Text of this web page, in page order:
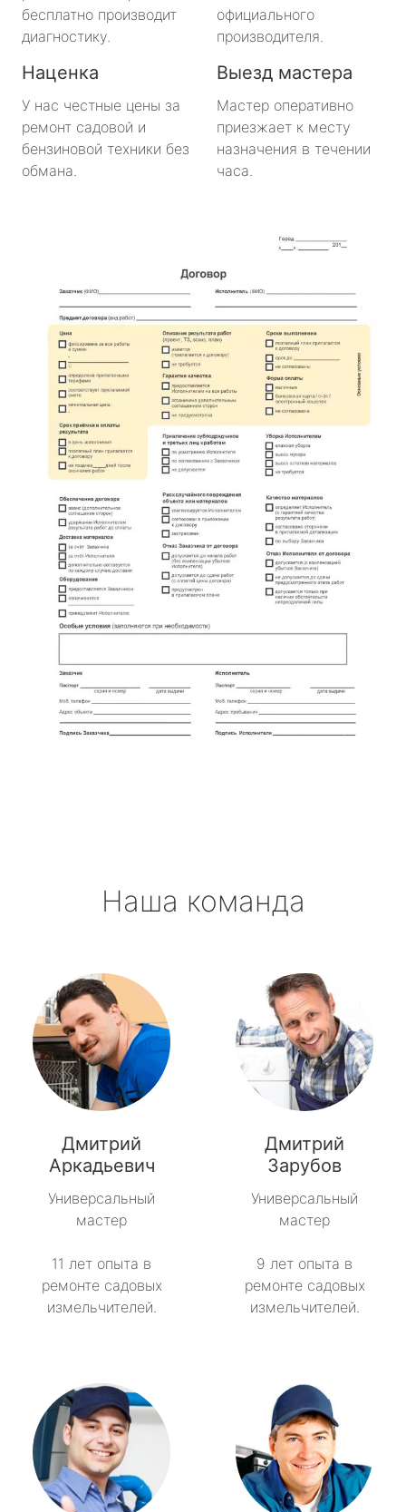
бесплатно производит
диагностику.
официального
производителя.
Наценка
У нас честные цены за
ремонт садовой и
бензиновой техники без
обмана.
Выезд мастера
Мастер оперативно
приезжает к месту
назначения в течении
часа.
Наша команда
Дмитрий
Аркадьевич
Универсальный
мастер
11 лет опыта в
ремонте садовых
измельчителей.
Дмитрий
Зарубов
Универсальный
мастер
9 лет опыта в
ремонте садовых
измельчителей.